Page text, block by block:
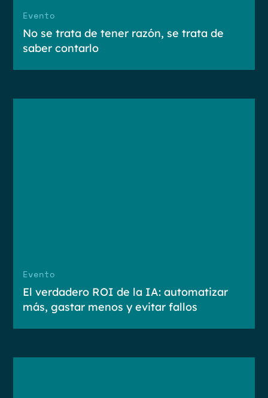
Evento
No se trata de tener razón, se trata de
saber contarlo
Evento
El verdadero ROI de la IA: automatizar
más, gastar menos y evitar fallos